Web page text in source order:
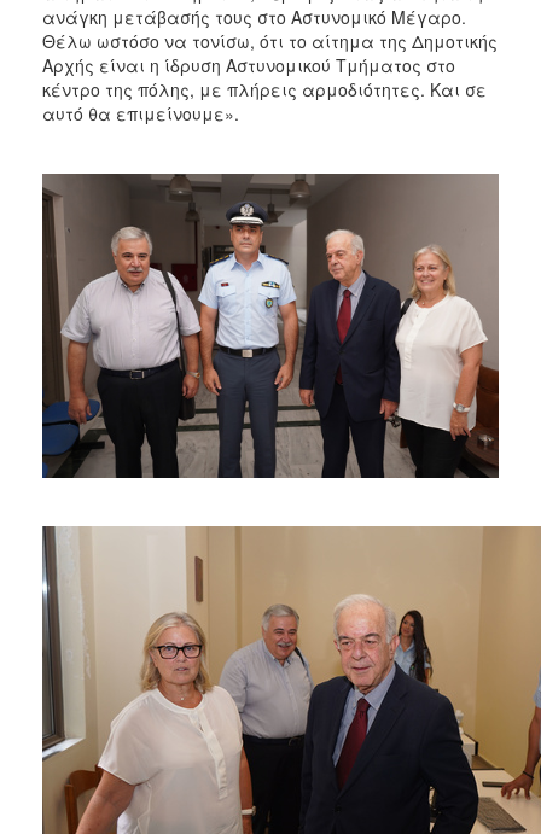
ανάγκη μετάβασής τους στο Αστυνομικό Μέγαρο.
Θέλω ωστόσο να τονίσω, ότι το αίτημα της Δημοτικής
Αρχής είναι η ίδρυση Αστυνομικού Τμήματος στο
κέντρο της πόλης, με πλήρεις αρμοδιότητες. Και σε
αυτό θα επιμείνουμε».